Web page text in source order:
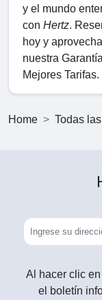
y el mundo
con Hertz.
hoy y aprovecha
nuestra
Mejores Tarifas.
Home Todas
Al hacer clic
el boletín